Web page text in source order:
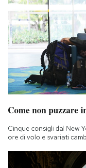
Come non puzzare
Cinque consigli dal New
ore di volo e svariati